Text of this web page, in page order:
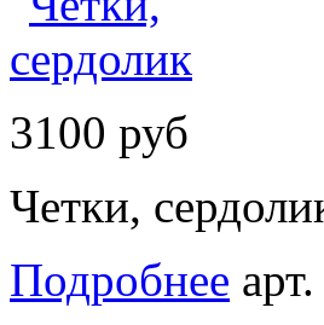
3100 руб
Четки,
Подробнее